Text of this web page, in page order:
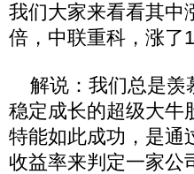
我们大家来看看其中
倍，中联重科，涨了
解说：我们总是羡
稳定成长的超级大牛
特能如此成功，是通
收益率来判定一家公